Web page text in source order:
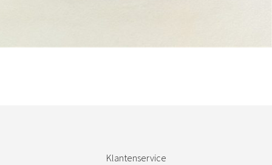
Klantenservice